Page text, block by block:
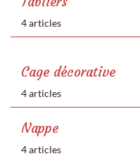
4 articles
Cage décorative
4 articles
Nappe
4 articles